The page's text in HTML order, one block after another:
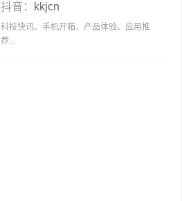
抖音： kkjcn
科技快讯、手机开箱、产品体验、应用推
荐...